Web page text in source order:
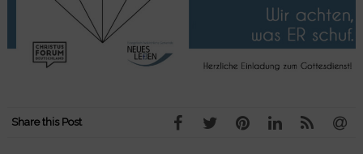
Share this Post